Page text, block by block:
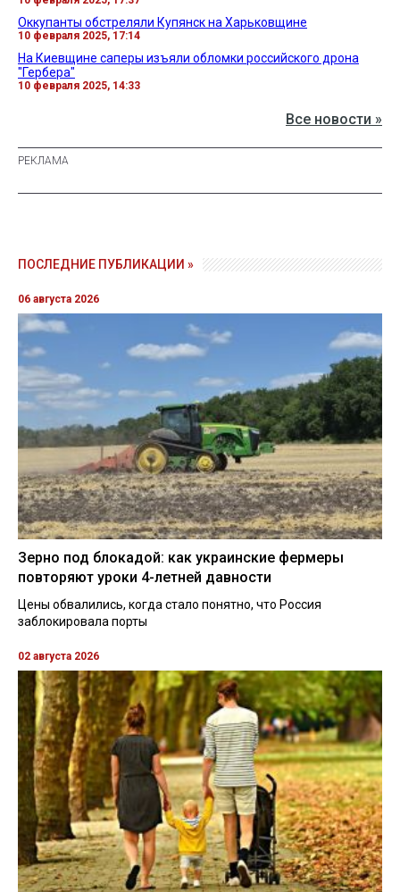
Оккупанты обстреляли Купянск на Харьковщине
10 февраля 2025, 17:14
На Киевщине саперы изъяли обломки российского дрона
"Гербера"
10 февраля 2025, 14:33
Все новости »
ПОСЛЕДНИЕ ПУБЛИКАЦИИ »
06 августа 2026
Зерно под блокадой: как украинские фермеры
повторяют уроки 4-летней давности
Цены обвалились, когда стало понятно, что Россия
заблокировала порты
02 августа 2026